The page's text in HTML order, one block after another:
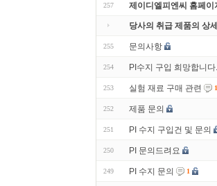
257 제이디엘피엔씨 홈페
당사의 취급 제품의 상
255 문의사항
254 PI수지 구입 희망합니다.
253 실험 재료 구매 관련 1
252 제품 문의
251 PI 수지 구입건 및 문의
250 PI 문의드려요
249 PI 수지 문의 1